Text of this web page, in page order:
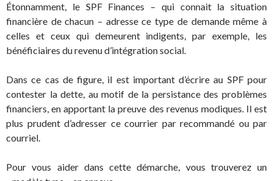
Étonnamment, le SPF Finances – qui connait la situation
financière de chacun – adresse ce type de demande même à
celles et ceux qui demeurent indigents, par exemple, les
bénéficiaires du revenu d’intégration social.
Dans ce cas de figure, il est important d’écrire au SPF pour
contester la dette, au motif de la persistance des problèmes
financiers, en apportant la preuve des revenus modiques. Il est
plus prudent d’adresser ce courrier par recommandé ou par
courriel.
Pour vous aider dans cette démarche, vous trouverez un